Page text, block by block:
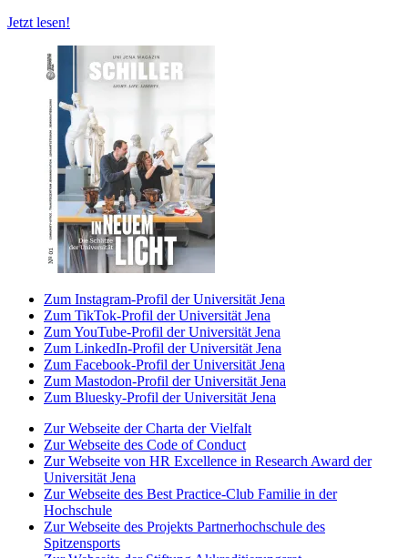
Jetzt lesen!
Zum Instagram-Profil der Universität Jena
Zum TikTok-Profil der Universität Jena
Zum YouTube-Profil der Universität Jena
Zum LinkedIn-Profil der Universität Jena
Zum Facebook-Profil der Universität Jena
Zum Mastodon-Profil der Universität Jena
Zum Bluesky-Profil der Universität Jena
Zur Webseite der Charta der Vielfalt
Zur Webseite des Code of Conduct
Zur Webseite von HR Excellence in Research Award der
Universität Jena
Zur Webseite des Best Practice-Club Familie in der
Hochschule
Zur Webseite des Projekts Partnerhochschule des
Spitzensports